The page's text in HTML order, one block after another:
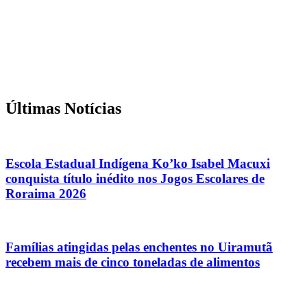
Últimas Notícias
Escola Estadual Indígena Ko’ko Isabel Macuxi
conquista título inédito nos Jogos Escolares de
Roraima 2026
Famílias atingidas pelas enchentes no Uiramutã
recebem mais de cinco toneladas de alimentos